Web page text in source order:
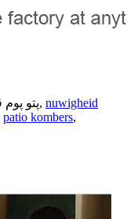
Hot Tags: پتو پوم قطبی دنج، پتو پوم قطبی دنج چین, nuwigheid
patio kombers,